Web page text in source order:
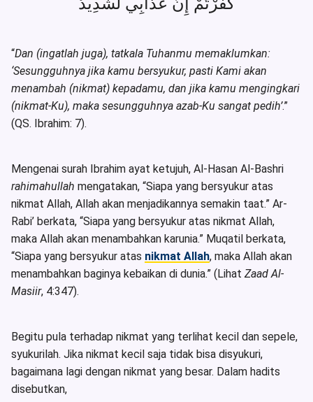
“Dan (ingatlah juga), tatkala Tuhanmu memaklumkan:
‘Sesungguhnya jika kamu bersyukur, pasti Kami akan
menambah (nikmat) kepadamu, dan jika kamu mengingkari
(nikmat-Ku), maka sesungguhnya azab-Ku sangat pedih’.”
(QS. Ibrahim: 7).
Mengenai surah Ibrahim ayat ketujuh, Al-Hasan Al-Bashri
rahimahullah mengatakan, “Siapa yang bersyukur atas
nikmat Allah, Allah akan menjadikannya semakin taat.” Ar-
Rabi’ berkata, “Siapa yang bersyukur atas nikmat Allah,
maka Allah akan menambahkan karunia.” Muqatil berkata,
“Siapa yang bersyukur atas nikmat Allah, maka Allah akan
menambahkan baginya kebaikan di dunia.” (Lihat Zaad Al-
Masiir, 4:347).
Begitu pula terhadap nikmat yang terlihat kecil dan sepele,
syukurilah. Jika nikmat kecil saja tidak bisa disyukuri,
bagaimana lagi dengan nikmat yang besar. Dalam hadits
disebutkan,